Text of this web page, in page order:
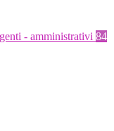
- amministrativi 84